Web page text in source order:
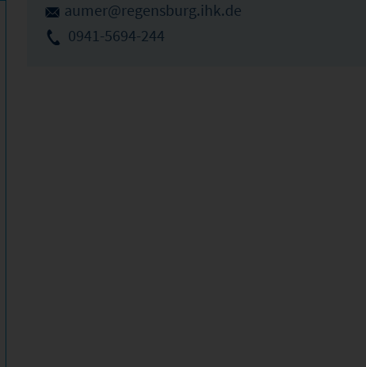
aumer@regensburg.ihk.de
0941-5694-244